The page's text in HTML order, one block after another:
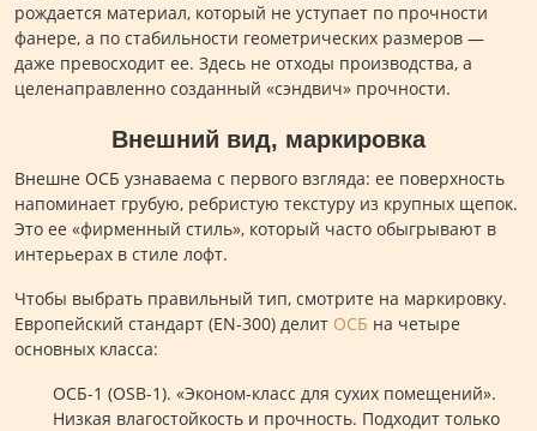
рождается материал, который не уступает по прочности
фанере, а по стабильности геометрических размеров —
даже превосходит ее. Здесь не отходы производства, а
целенаправленно созданный «сэндвич» прочности.
Внешний вид, маркировка
Внешне ОСБ узнаваема с первого взгляда: ее поверхность
напоминает грубую, ребристую текстуру из крупных щепок.
Это ее «фирменный стиль», который часто обыгрывают в
интерьерах в стиле лофт.
Чтобы выбрать правильный тип, смотрите на маркировку.
Европейский стандарт (EN-300) делит ОСБ на четыре
основных класса:
ОСБ-1 (OSB-1). «Эконом-класс для сухих помещений».
Низкая влагостойкость и прочность. Подходит только